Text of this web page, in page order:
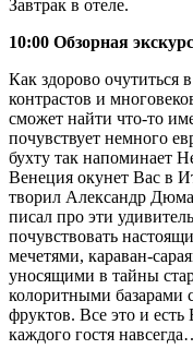
Завтрак в отеле.
10:00 Обзорная
Как здорово очутиться
контрастов и
сможет найти что-то
почувствует немного
бухту так напоминает
Венеция окунет Вас в
творил Александр
писал про эти
почувствовать
мечетями, караван-
уносящими в тайны
колоритными базарами
фруктов. Все это и
каждого гостя